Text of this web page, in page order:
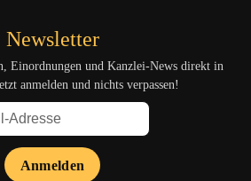
Newsletter
Einordnungen und Kanzlei-News direkt in
anmelden und nichts verpassen!
Anmelden